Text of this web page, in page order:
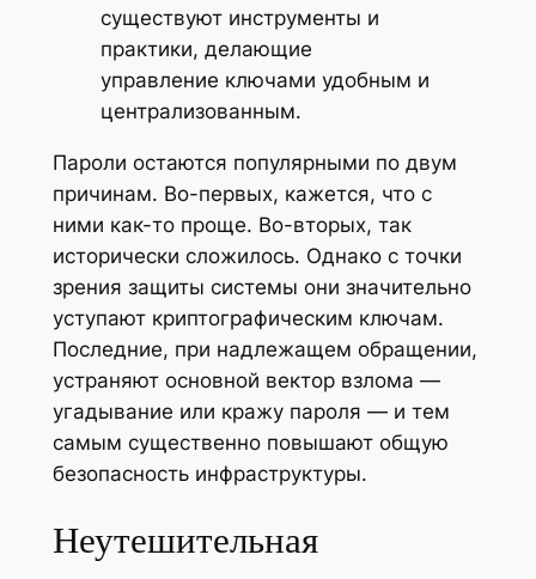
существуют инструменты и
практики, делающие
управление ключами удобным и
централизованным.
Пароли остаются популярными по двум
причинам. Во-первых, кажется, что с
ними как-то проще. Во-вторых, так
исторически сложилось. Однако с точки
зрения защиты системы они значительно
уступают криптографическим ключам.
Последние, при надлежащем обращении,
устраняют основной вектор взлома —
угадывание или кражу пароля — и тем
самым существенно повышают общую
безопасность инфраструктуры.
Неутешительная